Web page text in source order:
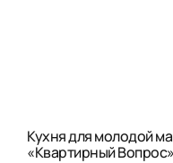
Кухня для молодой
«Квартирный Вопрос»